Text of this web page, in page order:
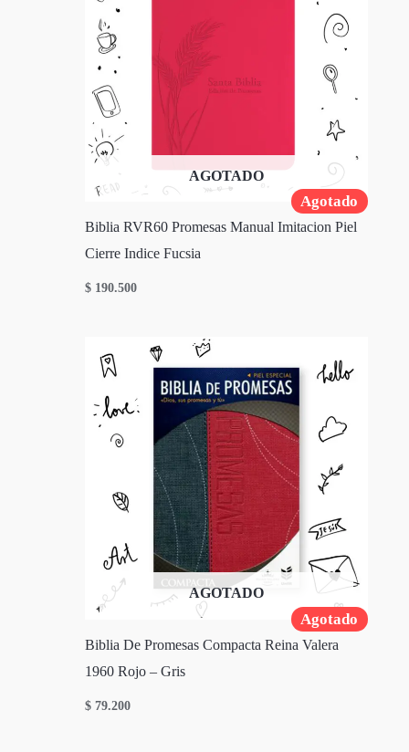
Agotado
AGOTADO
Biblia RVR60 Promesas Manual Imitacion Piel
Cierre Indice Fucsia
$ 190.500
Agotado
AGOTADO
Biblia De Promesas Compacta Reina Valera
1960 Rojo – Gris
$ 79.200